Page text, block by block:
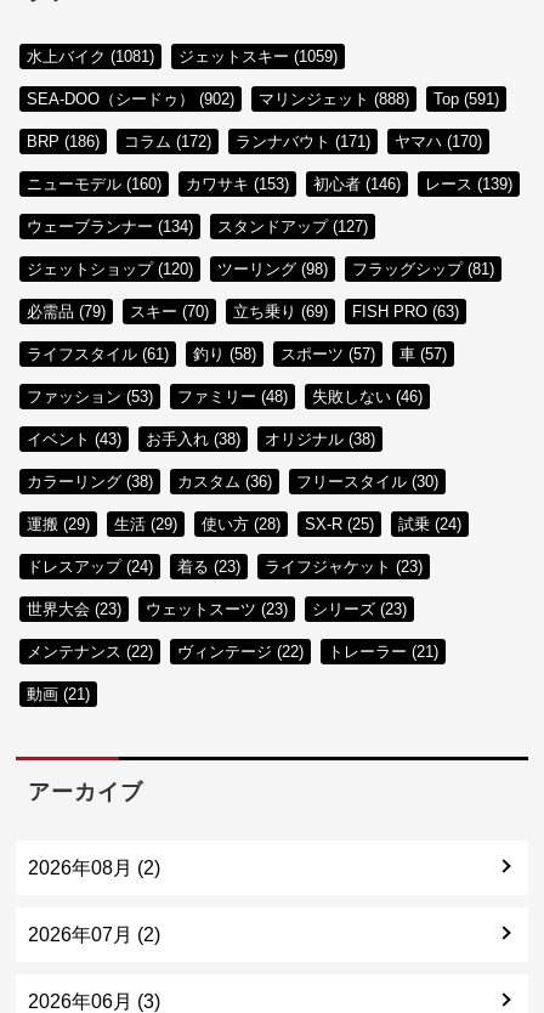
水上バイク (1081) ジェットスキー (1059)
SEA-DOO（シードゥ） (902) マリンジェット (888) Top (591)
BRP (186) コラム (172) ランナバウト (171) ヤマハ (170)
ニューモデル (160) カワサキ (153) 初心者 (146) レース (139)
ウェーブランナー (134) スタンドアップ (127)
ジェットショップ (120) ツーリング (98) フラッグシップ (81)
必需品 (79) スキー (70) 立ち乗り (69) FISH PRO (63)
ライフスタイル (61) 釣り (58) スポーツ (57) 車 (57)
ファッション (53) ファミリー (48) 失敗しない (46)
イベント (43) お手入れ (38) オリジナル (38)
カラーリング (38) カスタム (36) フリースタイル (30)
運搬 (29) 生活 (29) 使い方 (28) SX-R (25) 試乗 (24)
ドレスアップ (24) 着る (23) ライフジャケット (23)
世界大会 (23) ウェットスーツ (23) シリーズ (23)
メンテナンス (22) ヴィンテージ (22) トレーラー (21)
動画 (21)
アーカイブ
2026年08月 (2)
2026年07月 (2)
2026年06月 (3)